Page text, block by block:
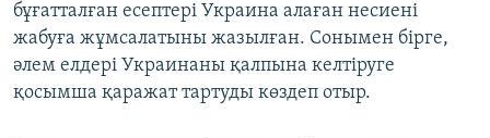
бұғатталған есептері Украина алаған несиені
жабуға жұмсалатыны жазылған. Сонымен бірге,
әлем елдері Украинаны қалпына келтіруге
қосымша қаражат тартуды көздеп отыр.